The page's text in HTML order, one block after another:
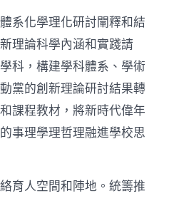
系化學理化研討闡釋和結
理論科學內涵和實踐請
科，構建學科體系、學術
黨的創新理論研討結果轉
課程教材，將新時代偉年
事理學理哲理融進學校思
育人空間和陣地。統籌推